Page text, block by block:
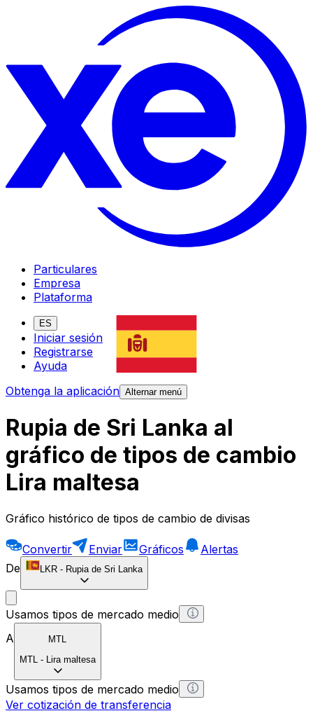
Particulares
Empresa
Plataforma
ES
Iniciar sesión
Registrarse
Ayuda
Obtenga la aplicación Alternar menú
Rupia de Sri Lanka al
gráfico de tipos de cambio
Lira maltesa
Gráfico histórico de tipos de cambio de divisas
Convertir Enviar Gráficos
Alertas
De
LKR - Rupia de Sri Lanka
Usamos tipos de mercado medio
A
MTL
MTL - Lira maltesa
Usamos tipos de mercado medio
Ver cotización de transferencia